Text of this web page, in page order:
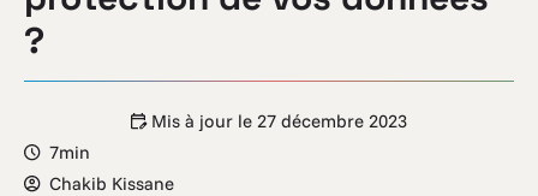
?
Mis à jour le 27 décembre 2023
7min
Chakib Kissane